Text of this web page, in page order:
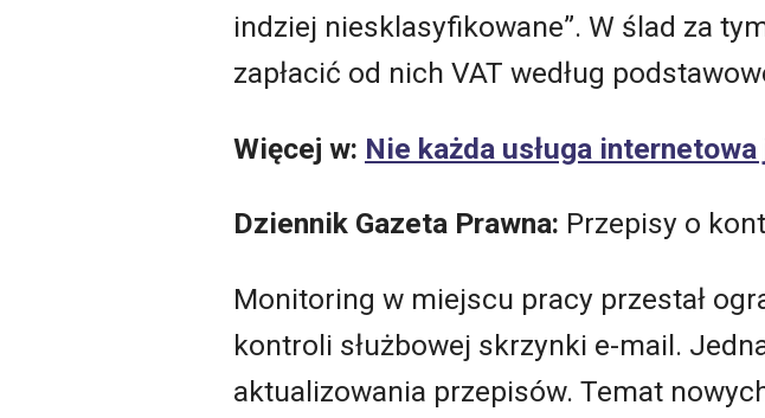
indziej niesklasyfikowane”. W ślad za
zapłacić od nich VAT według
Więcej w: Nie każda usługa
Dziennik Gazeta Prawna: Przepisy o
Monitoring w miejscu pracy przestał
kontroli służbowej skrzynki e-mail.
aktualizowania przepisów. Temat